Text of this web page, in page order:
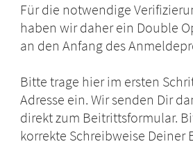
Für die notwendige
haben wir daher ein Double
an den Anfang des
Bitte trage hier im ersten
Adresse ein. Wir senden Dir
direkt zum Beitrittsformular.
korrekte Schreibweise Deiner